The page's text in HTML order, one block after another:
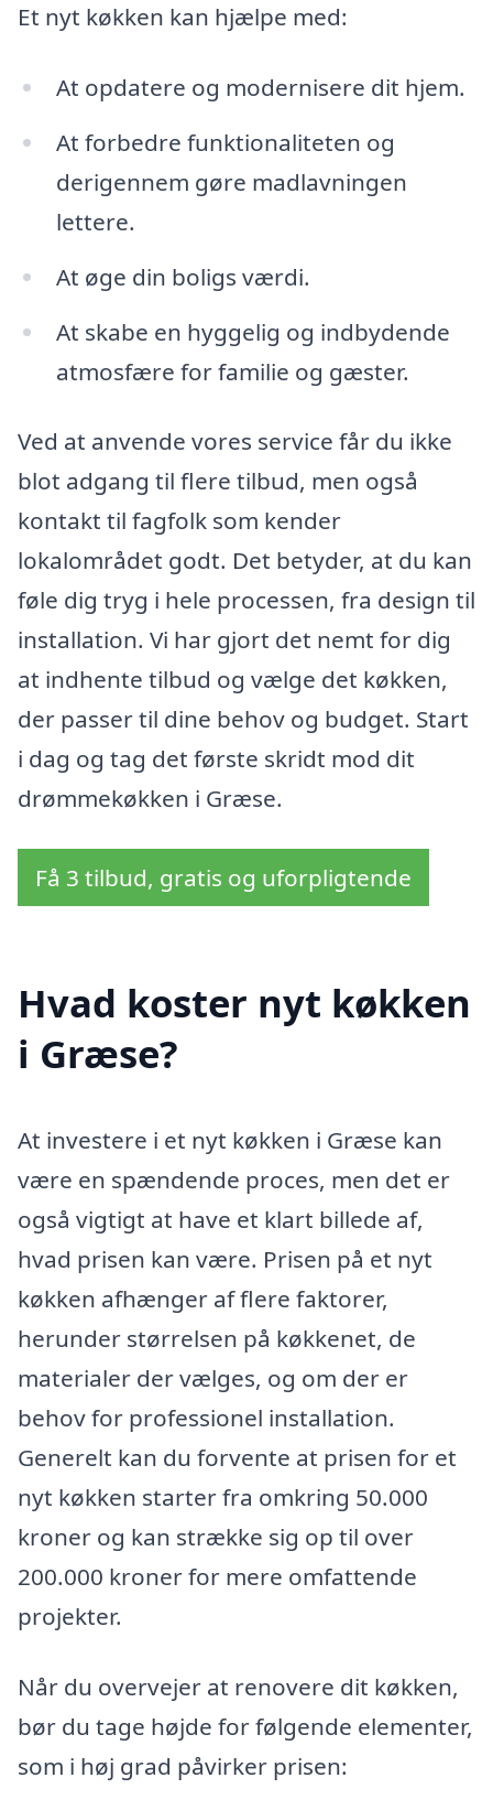
Et nyt køkken kan hjælpe med:
At opdatere og modernisere dit hjem.
At forbedre funktionaliteten og
derigennem gøre madlavningen
lettere.
At øge din boligs værdi.
At skabe en hyggelig og indbydende
atmosfære for familie og gæster.
Ved at anvende vores service får du ikke
blot adgang til flere tilbud, men også
kontakt til fagfolk som kender
lokalområdet godt. Det betyder, at du kan
føle dig tryg i hele processen, fra design til
installation. Vi har gjort det nemt for dig
at indhente tilbud og vælge det køkken,
der passer til dine behov og budget. Start
i dag og tag det første skridt mod dit
drømmekøkken i Græse.
Få 3 tilbud, gratis og uforpligtende
Hvad koster nyt køkken
i Græse?
At investere i et nyt køkken i Græse kan
være en spændende proces, men det er
også vigtigt at have et klart billede af,
hvad prisen kan være. Prisen på et nyt
køkken afhænger af flere faktorer,
herunder størrelsen på køkkenet, de
materialer der vælges, og om der er
behov for professionel installation.
Generelt kan du forvente at prisen for et
nyt køkken starter fra omkring 50.000
kroner og kan strække sig op til over
200.000 kroner for mere omfattende
projekter.
Når du overvejer at renovere dit køkken,
bør du tage højde for følgende elementer,
som i høj grad påvirker prisen: